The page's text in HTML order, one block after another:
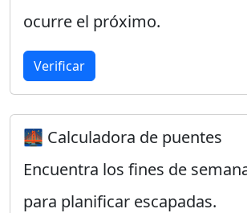
ocurre el próximo.
Verificar
🌉 Calculadora de puentes
Encuentra los fines de
para planificar escapadas.